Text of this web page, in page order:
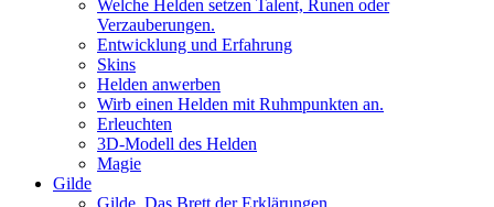
Welche Helden setzen Talent, Runen oder
Verzauberungen.
Entwicklung und Erfahrung
Skins
Helden anwerben
Wirb einen Helden mit Ruhmpunkten an.
Erleuchten
3D-Modell des Helden
Magie
Gilde